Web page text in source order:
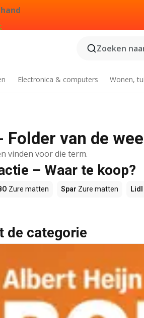
Zoeken
Electronica & computers Wonen,
Folder van de
vinden voor die term.
– Waar te koop?
Zure matten Spar Zure matten Lidl
de categorie